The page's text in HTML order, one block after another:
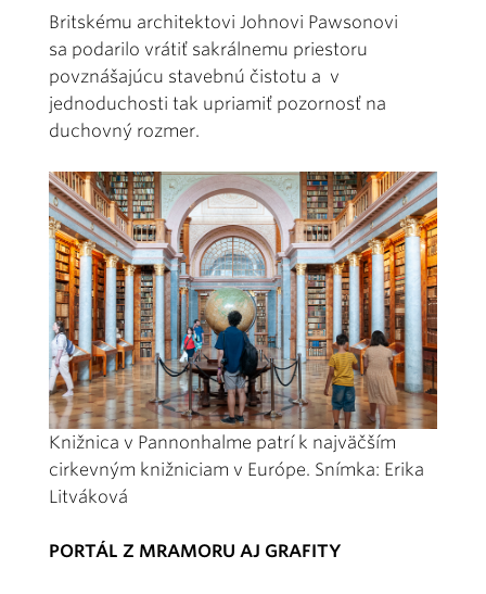
Britskému architektovi Johnovi Pawsonovi
sa podarilo vrátiť sakrálnemu priestoru
povznášajúcu stavebnú čistotu a v
jednoduchosti tak upriamiť pozornosť na
duchovný rozmer.
Knižnica v Pannonhalme patrí k najväčším
cirkevným knižniciam v Európe. Snímka: Erika
Litváková
PORTÁL Z MRAMORU AJ GRAFITY